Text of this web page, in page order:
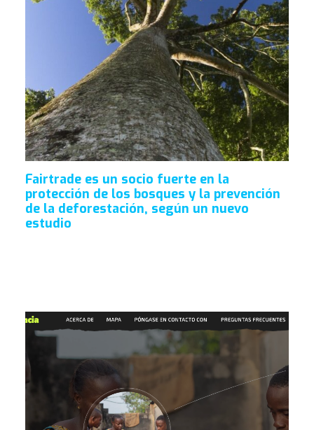
Fairtrade es un socio fuerte en la
protección de los bosques y la prevención
de la deforestación, según un nuevo
estudio